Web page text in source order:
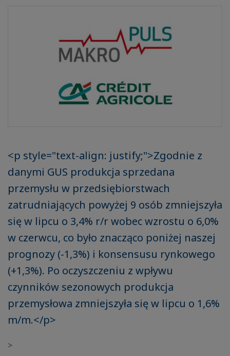
<p style="text-align: justify;">Zgodnie z
danymi GUS produkcja sprzedana
przemysłu w przedsiębiorstwach
zatrudniających powyżej 9 osób zmniejszyła
się w lipcu o 3,4% r/r wobec wzrostu o 6,0%
w czerwcu, co było znacząco poniżej naszej
prognozy (-1,3%) i konsensusu rynkowego
(+1,3%). Po oczyszczeniu z wpływu
czynników sezonowych produkcja
przemysłowa zmniejszyła się w lipcu o 1,6%
m/m.</p>
>